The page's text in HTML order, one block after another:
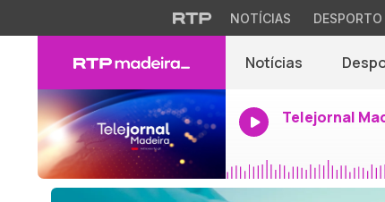
NOTÍCIAS DESPORTO
Notícias
Telejornal